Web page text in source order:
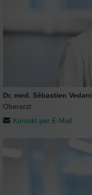
Dr. med. Sébastien Vedani
Oberarzt
Kontakt per E-Mail